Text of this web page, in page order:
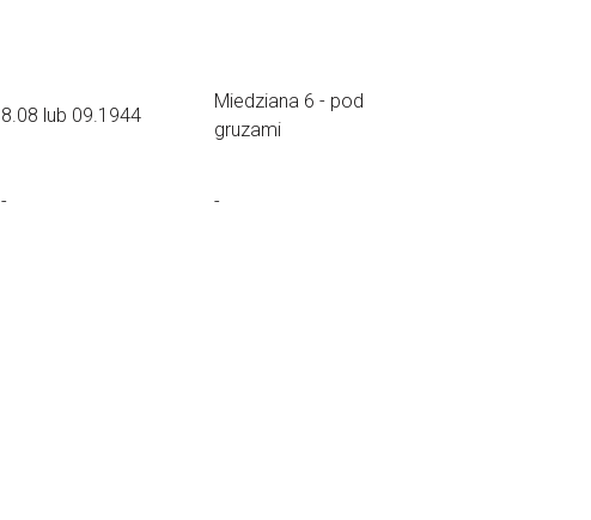
8.08 lub 09.1944
Miedziana 6 - pod
gruzami
- -